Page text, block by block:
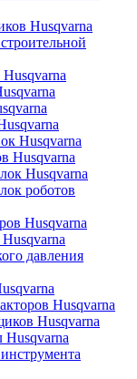
Husqvarna
Husqvarna
Husqvarna
Husqvarna
роботов
Husqvarna
Husqvarna
давления
Husqvarna
Husqvarna
Husqvarna